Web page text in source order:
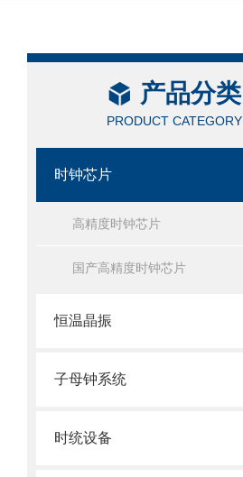
产品分类
PRODUCT CATEGORY
时钟芯片
高精度时钟芯片
国产高精度时钟芯片
恒温晶振
子母钟系统
时统设备